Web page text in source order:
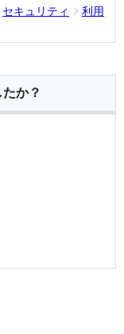
セキュリティ
利用
か？